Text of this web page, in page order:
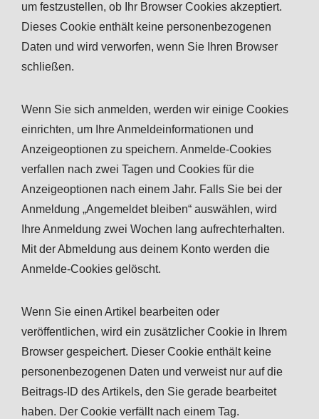
um festzustellen, ob Ihr Browser Cookies akzeptiert.
Dieses Cookie enthält keine personenbezogenen
Daten und wird verworfen, wenn Sie Ihren Browser
schließen.
Wenn Sie sich anmelden, werden wir einige Cookies
einrichten, um Ihre Anmeldeinformationen und
Anzeigeoptionen zu speichern. Anmelde-Cookies
verfallen nach zwei Tagen und Cookies für die
Anzeigeoptionen nach einem Jahr. Falls Sie bei der
Anmeldung „Angemeldet bleiben“ auswählen, wird
Ihre Anmeldung zwei Wochen lang aufrechterhalten.
Mit der Abmeldung aus deinem Konto werden die
Anmelde-Cookies gelöscht.
Wenn Sie einen Artikel bearbeiten oder
veröffentlichen, wird ein zusätzlicher Cookie in Ihrem
Browser gespeichert. Dieser Cookie enthält keine
personenbezogenen Daten und verweist nur auf die
Beitrags-ID des Artikels, den Sie gerade bearbeitet
haben. Der Cookie verfällt nach einem Tag.